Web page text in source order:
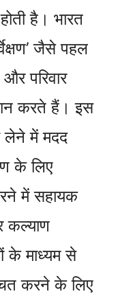
है। भारत
जैसे पहल
परिवार
करते हैं। इस
लेने में मदद
के लिए
में सहायक
कल्याण
के माध्यम से
करने के लिए